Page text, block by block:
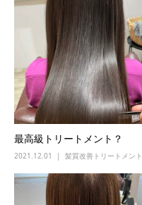
最高級トリートメント？
2021.12.01 髪質改善トリートメント